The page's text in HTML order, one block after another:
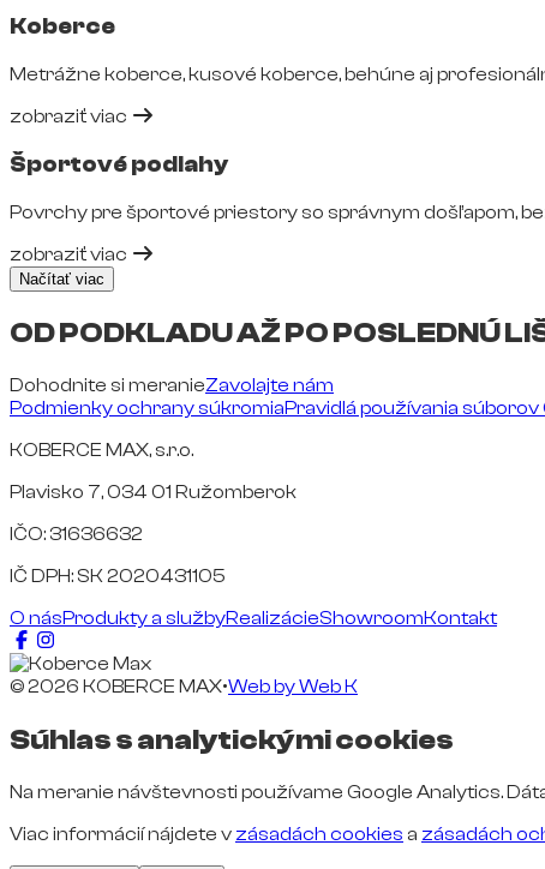
Koberce
Metrážne koberce, kusové koberce, behúne aj
zobraziť viac
Športové podlahy
Povrchy pre športové priestory so správnym došľapom,
zobraziť viac
Načítať viac
OD PODKLADU AŽ PO POSLEDNÚ
Dohodnite si meranieZavolajte nám
Podmienky ochrany súkromiaPravidlá používania súborov
KOBERCE MAX, s.r.o.
Plavisko 7, 034 01 Ružomberok
IČO: 31636632
IČ DPH: SK 2020431105
O násProdukty a službyRealizácieShowroomKontakt
© 2026 KOBERCE MAX•Web byWeb K
Súhlas s analytickými cookies
Na meranie návštevnosti používame Google Analytics.
Viac informácií nájdete v zásadách cookies a zásadách